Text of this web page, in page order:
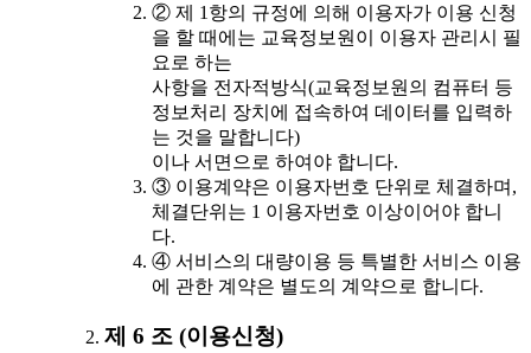
② 제 1항의 규정에 의해 이용자가 이용 신청
을 할 때에는 교육정보원이 이용자 관리시 필
요로 하는
사항을 전자적방식(교육정보원의 컴퓨터 등
정보처리 장치에 접속하여 데이터를 입력하
는 것을 말합니다)
이나 서면으로 하여야 합니다.
③ 이용계약은 이용자번호 단위로 체결하며,
체결단위는 1 이용자번호 이상이어야 합니
다.
④ 서비스의 대량이용 등 특별한 서비스 이용
에 관한 계약은 별도의 계약으로 합니다.
제 6 조 (이용신청)